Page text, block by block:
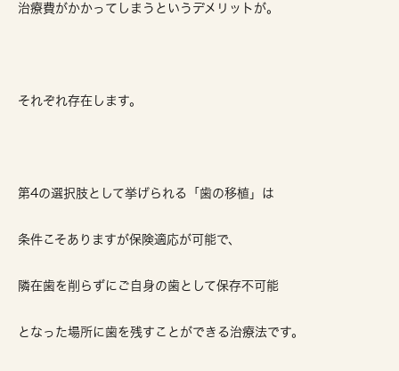
治療費がかかってしまうというデメリットが。
それぞれ存在します。
第4の選択肢として挙げられる「歯の移植」は
条件こそありますが保険適応が可能で、
隣在歯を削らずにご自身の歯として保存不可能
となった場所に歯を残すことができる治療法です。